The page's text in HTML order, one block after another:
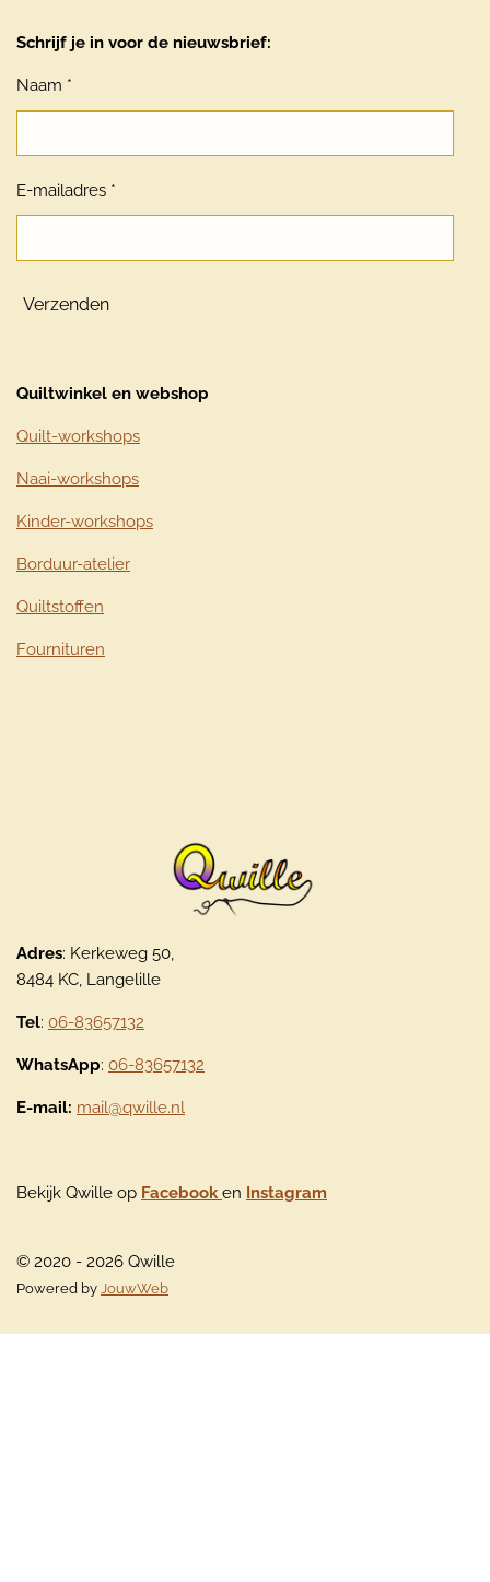
Schrijf je in voor de nieuwsbrief:
Naam *
E-mailadres *
Verzenden
Quiltwinkel en webshop
Quilt-workshops
Naai-workshops
Kinder-workshops
Borduur-atelier
Quiltstoffen
Fournituren
Adres: Kerkeweg 50,
8484 KC, Langelille
Tel: 06-83657132
WhatsApp: 06-83657132
E-mail: mail@qwille.nl
Bekijk Qwille op Facebook en Instagram
© 2020 - 2026 Qwille
Powered by JouwWeb